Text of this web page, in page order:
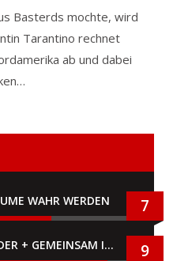
Basterds mochte, wird
Tarantino rechnet
ab und dabei
WAHR WERDEN 7
SUPER MARIO BROS. WONDER + GEMEINSAM IM BELLABEL-PARK 9